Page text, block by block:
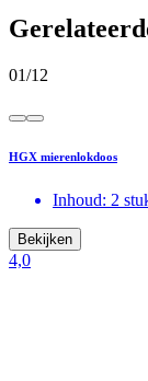
01/12
HGX mierenlokdoos
Inhoud: 2
Bekijken
4,0